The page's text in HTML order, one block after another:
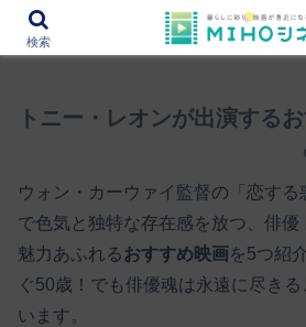
12000作品を紹介！あなたの映画図
トニー・レオンが出演する
ウォン・カーウァイ監督の「恋する
で色気と独特な存在感を放つ、俳優
魅力あふれるおすすめ映画を5つ紹
ぐ50歳！でも俳優魂は永遠に尽き
います。
検索